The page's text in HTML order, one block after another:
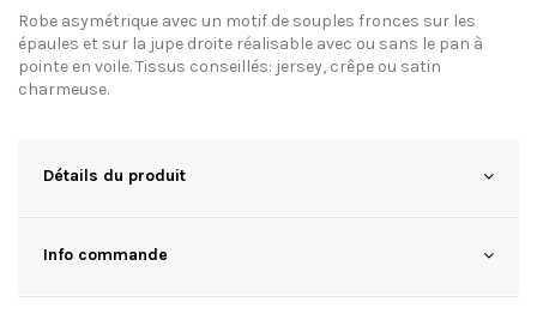
Robe asymétrique avec un motif de souples fronces sur les
épaules et sur la jupe droite réalisable avec ou sans le pan à
pointe en voile. Tissus conseillés: jersey, crêpe ou satin
charmeuse.
Détails du produit
Info commande